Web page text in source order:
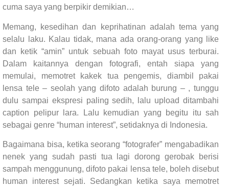
cuma saya yang berpikir demikian…
Memang, kesedihan dan keprihatinan adalah tema yang
selalu laku. Kalau tidak, mana ada orang-orang yang like
dan ketik “amin” untuk sebuah foto mayat usus terburai.
Dalam kaitannya dengan fotografi, entah siapa yang
memulai, memotret kakek tua pengemis, diambil pakai
lensa tele – seolah yang difoto adalah burung – , tunggu
dulu sampai ekspresi paling sedih, lalu upload ditambahi
caption pelipur lara. Lalu kemudian yang begitu itu sah
sebagai genre “human interest”, setidaknya di Indonesia.
Bagaimana bisa, ketika seorang “fotografer” mengabadikan
nenek yang sudah pasti tua lagi dorong gerobak berisi
sampah menggunung, difoto pakai lensa tele, boleh disebut
human interest sejati. Sedangkan ketika saya memotret